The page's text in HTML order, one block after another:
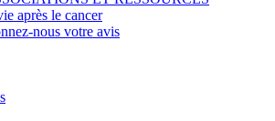
après le cancer
nous votre avis